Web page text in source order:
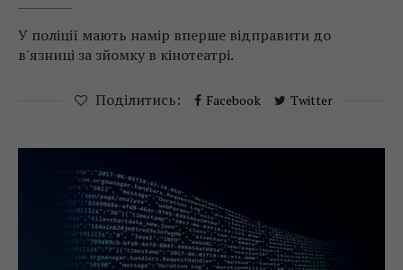
У поліції мають намір вперше відправити до
в'язниці за зйомку в кінотеатрі.
Поділитись: Facebook Twitter